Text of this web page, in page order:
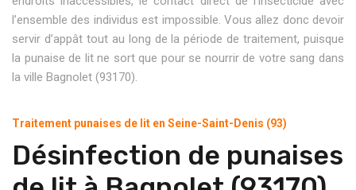
l’ensemble des individus est impossible. Vous allez donc devoir
servir d’appât tout au long de la période de traitement, puisque
la punaise de lit ne sort que pour se nourrir de votre sang dans
la ville Bagnolet (93170).
Traitement punaises de lit en Seine-Saint-Denis (93)
Désinfection de punaises